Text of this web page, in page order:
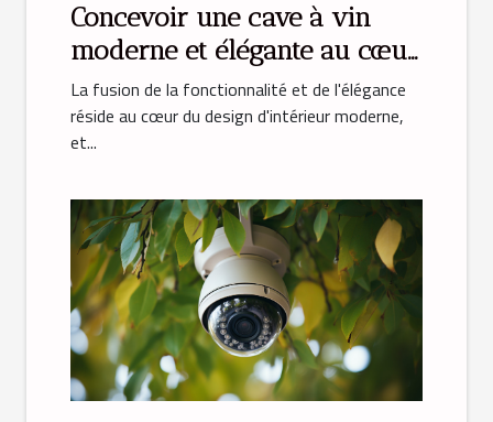
Concevoir une cave à vin
moderne et élégante au cœur
de votre cuisine
La fusion de la fonctionnalité et de l'élégance
réside au cœur du design d'intérieur moderne,
et...